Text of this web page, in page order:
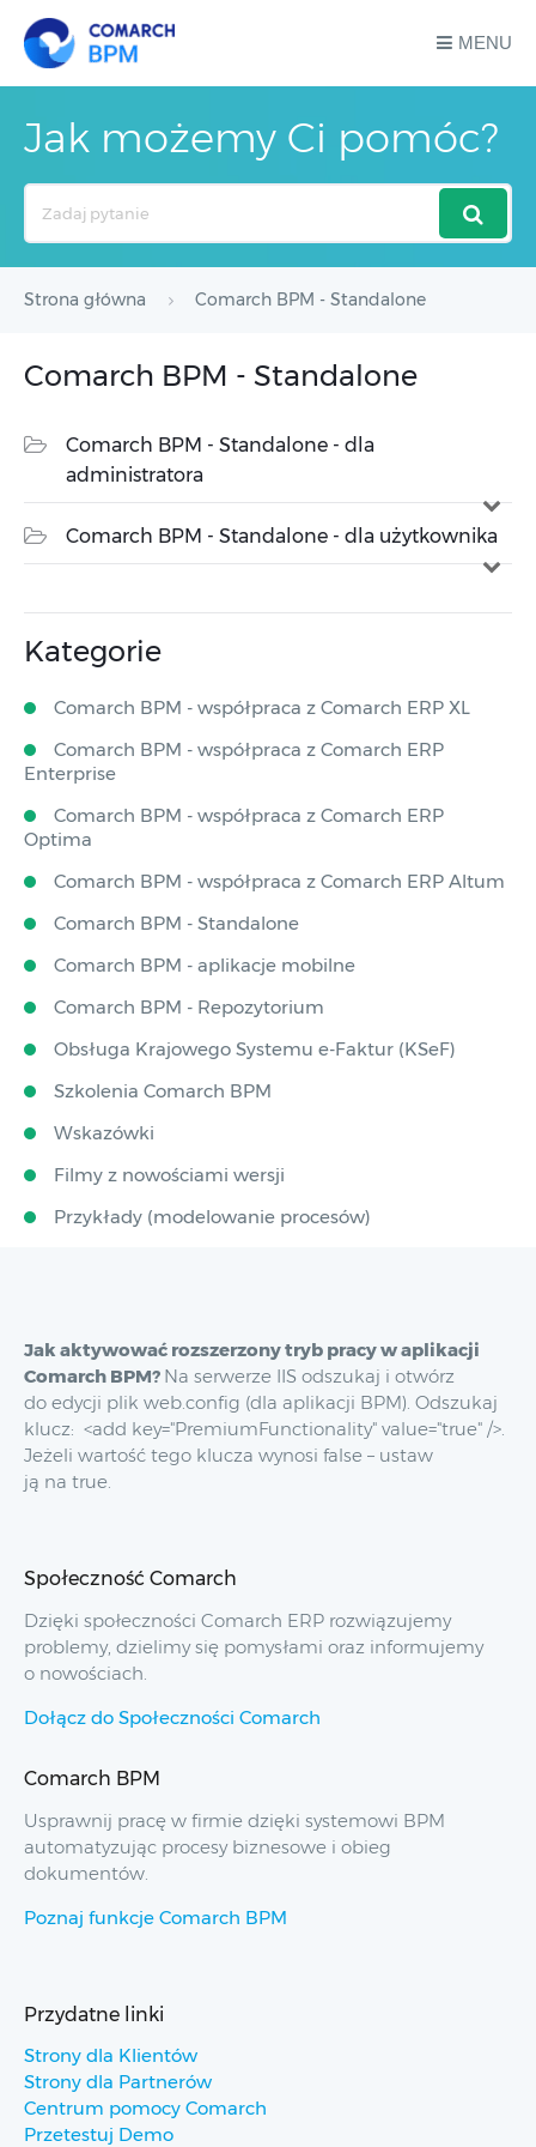
MENU
Jak możemy Ci pomóc?
Strona główna Comarch BPM - Standalone
Comarch BPM - Standalone
Comarch BPM - Standalone - dla
administratora
Comarch BPM - Standalone - dla użytkownika
Kategorie
Comarch BPM - współpraca z Comarch ERP XL
Comarch BPM - współpraca z Comarch ERP
Enterprise
Comarch BPM - współpraca z Comarch ERP
Optima
Comarch BPM - współpraca z Comarch ERP Altum
Comarch BPM - Standalone
Comarch BPM - aplikacje mobilne
Comarch BPM - Repozytorium
Obsługa Krajowego Systemu e-Faktur (KSeF)
Szkolenia Comarch BPM
Wskazówki
Filmy z nowościami wersji
Przykłady (modelowanie procesów)
Jak aktywować rozszerzony tryb pracy w aplikacji
Comarch BPM? Na serwerze IIS odszukaj i otwórz
do edycji plik web.config (dla aplikacji BPM). Odszukaj
klucz: <add key="PremiumFunctionality" value="true" />.
Jeżeli wartość tego klucza wynosi false – ustaw
ją na true.
Społeczność Comarch
Dzięki społeczności Comarch ERP rozwiązujemy
problemy, dzielimy się pomysłami oraz informujemy
o nowościach.
Dołącz do Społeczności Comarch
Comarch BPM
Usprawnij pracę w firmie dzięki systemowi BPM
automatyzując procesy biznesowe i obieg
dokumentów.
Poznaj funkcje Comarch BPM
Przydatne linki
Strony dla Klientów
Strony dla Partnerów
Centrum pomocy Comarch
Przetestuj Demo